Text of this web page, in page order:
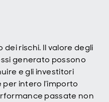
rischi. Il valore degli
generato possono
e gli investitori
intero l’importo
passate non